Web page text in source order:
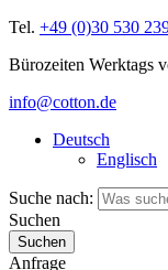
Tel. +49 (0)30 530
Bürozeiten Werktags
info@cotton.de
Deutsch
Englisch
Suche nach:
Suchen
Anfrage